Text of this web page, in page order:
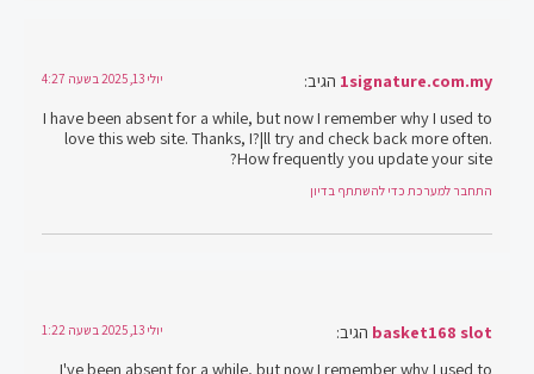
1signature.com.my הגיב: יולי 13, 2025 בשעה 4:27
I have been absent for a while, but now I remember why I used to
love this web site. Thanks, I?¦ll try and check back more often.
How frequently you update your site?
התחבר למערכת כדי להשתתף בדיון
basket168 slot הגיב: יולי 13, 2025 בשעה 1:22
I've been absent for a while, but now I remember why I used to